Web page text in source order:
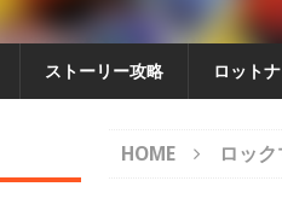
ストーリー攻略 ロット
HOME ロッ